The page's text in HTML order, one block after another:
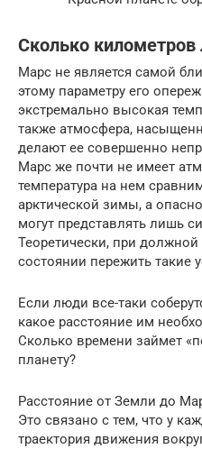
Сколько километров
Марс не является самой
этому параметру его
экстремально высокая
также атмосфера,
делают ее совершенно
Марс же почти не имеет
температура на нем
арктической зимы, а
могут представлять лишь
Теоретически, при
состоянии пережить такие
Если люди все-таки
какое расстояние им
Сколько времени займет
планету?
Расстояние от Земли до
Это связано с тем, что у
траектория движения